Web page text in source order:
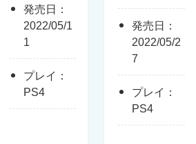
発売日：
2022/05/1
1
プレイ：
PS4
発売日：
2022/05/2
7
プレイ：
PS4